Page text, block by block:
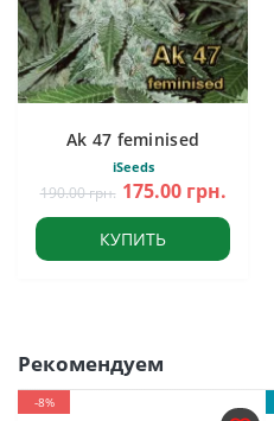
Ak 47 feminised
iSeeds
190.00 грн. 175.00 грн.
КУПИТЬ
Рекомендуем
-8%